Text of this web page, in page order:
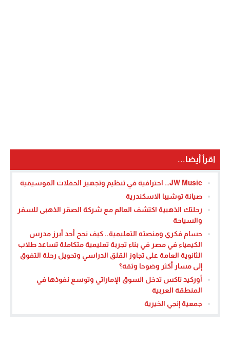
اقرأ أيضا...
JW Music… احترافية في تنظيم وتجهيز الحفلات الموسيقية
صيانة توشيبا الاسكندرية
رحلتك الذهبية اكتشف العالم مع شركة الصقر الذهبى للسفر
والسياحة
حسام فكري ومنصته التعليمية.. كيف نجح أحد أبرز مدرس
الكيمياء في مصر في بناء تجربة تعليمية متكاملة تساعد طلاب
الثانوية العامة على تجاوز القلق الدراسي وتحويل رحلة التفوق
إلى مسار أكثر وضوحا وثقة؟
أوركيد تاكس تدخل السوق الإماراتي وتوسع نفوذها في
المنطقة العربية
جمعية إنجي الخيرية